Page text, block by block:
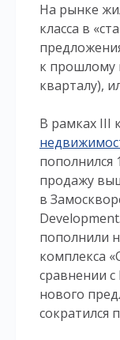
На рынке
класса в
к прошлому
кварталу),
В рамках III
пополнился
продажу
в
пополнили
комплекса
сравнении
нового
сократился